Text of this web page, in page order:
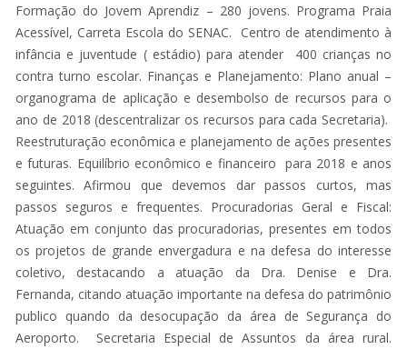
Formação do Jovem Aprendiz – 280 jovens. Programa Praia
Acessível, Carreta Escola do SENAC. Centro de atendimento à
infância e juventude ( estádio) para atender 400 crianças no
contra turno escolar. Finanças e Planejamento: Plano anual –
organograma de aplicação e desembolso de recursos para o
ano de 2018 (descentralizar os recursos para cada Secretaria).
Reestruturação econômica e planejamento de ações presentes
e futuras. Equilíbrio econômico e financeiro para 2018 e anos
seguintes. Afirmou que devemos dar passos curtos, mas
passos seguros e frequentes. Procuradorias Geral e Fiscal:
Atuação em conjunto das procuradorias, presentes em todos
os projetos de grande envergadura e na defesa do interesse
coletivo, destacando a atuação da Dra. Denise e Dra.
Fernanda, citando atuação importante na defesa do patrimônio
publico quando da desocupação da área de Segurança do
Aeroporto. Secretaria Especial de Assuntos da área rural.